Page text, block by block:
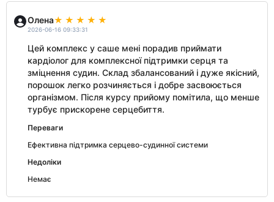
Олена
2026-06-16 09:33:31
Цей комплекс у саше мені порадив приймати
кардіолог для комплексної підтримки серця та
зміцнення судин. Склад збалансований і дуже якісний,
порошок легко розчиняється і добре засвоюється
організмом. Після курсу прийому помітила, що менше
турбує прискорене серцебиття.
Переваги
Ефективна підтримка серцево-судинної системи
Недоліки
Немає